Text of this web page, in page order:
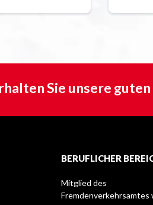
Sie unsere
BERUFLICHER
Mitglied des
Fremdenverkehrsamtes